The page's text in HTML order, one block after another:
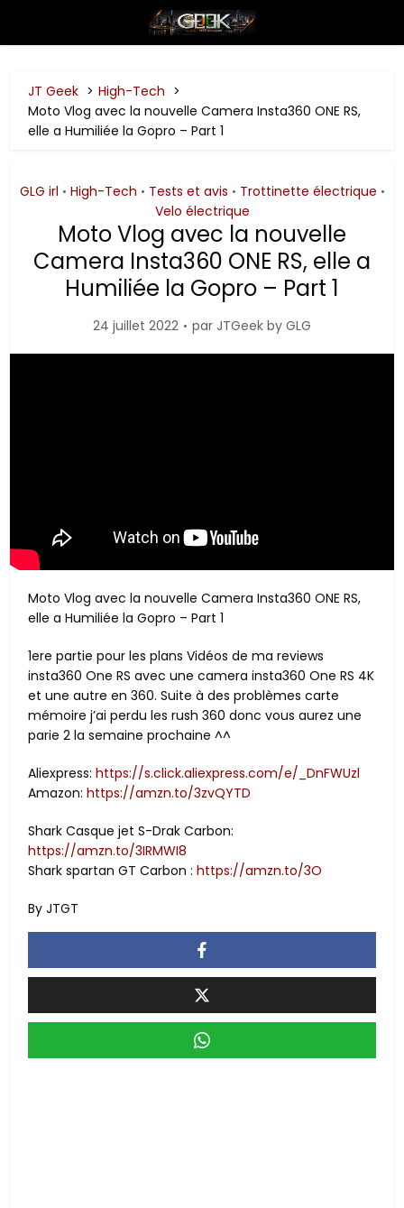
JT Geek
High-Tech
Moto Vlog avec la nouvelle Camera Insta360 ONE RS,
elle a Humiliée la Gopro – Part 1
GLG irl • High-Tech • Tests et avis • Trottinette électrique •
Velo électrique
Moto Vlog avec la nouvelle
Camera Insta360 ONE RS, elle a
Humiliée la Gopro – Part 1
24 juillet 2022 par JTGeek by GLG
Moto Vlog avec la nouvelle Camera Insta360 ONE RS,
elle a Humiliée la Gopro – Part 1
1ere partie pour les plans Vidéos de ma reviews
insta360 One RS avec une camera insta360 One RS 4K
et une autre en 360. Suite à des problèmes carte
mémoire j’ai perdu les rush 360 donc vous aurez une
parie 2 la semaine prochaine ^^
Aliexpress:https://s.click.aliexpress.com/e/_DnFWUzl
Amazon:https://amzn.to/3zvQYTD
Shark Casque jet S-Drak Carbon:
https://amzn.to/3IRMWI8
Shark spartan GT Carbon :https://amzn.to/3O
By JTGT